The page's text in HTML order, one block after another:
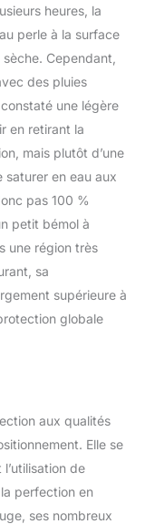
heures, la
perle à la surface
Cependant,
des pluies
une légère
en retirant la
mais plutôt d’une
saturer en eau aux
pas 100 %
petit bémol à
une région très
sa
supérieure à
globale
aux qualités
Elle se
de
perfection en
ses nombreux